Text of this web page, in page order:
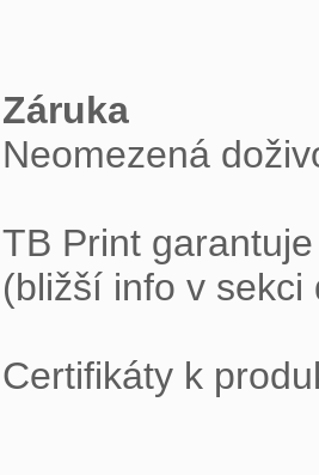
Záruka
Neomezená
TB Print
(bližší info v sekci
Certifikáty k